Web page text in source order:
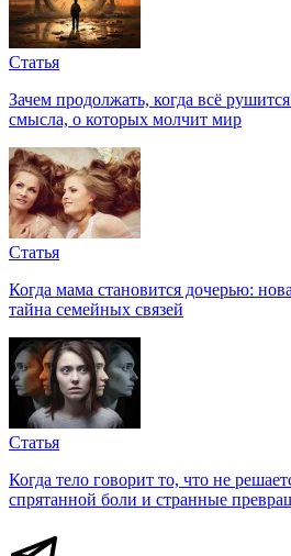
Статья
Зачем продолжать, когда всё
смысла, о которых молчит мир
Статья
Когда мама становится дочерью:
тайна семейных связей
Статья
Когда тело говорит то, что не
спрятанной боли и странные